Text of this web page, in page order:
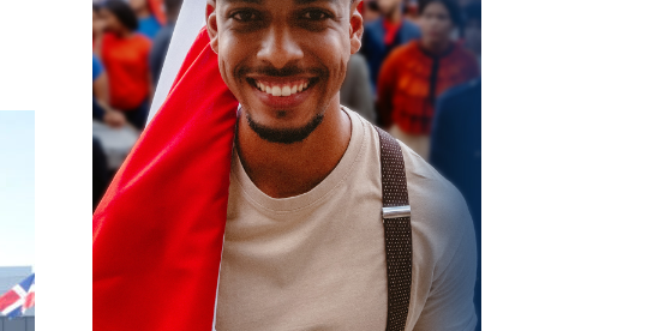
Pinterest Linkedin ReddIt